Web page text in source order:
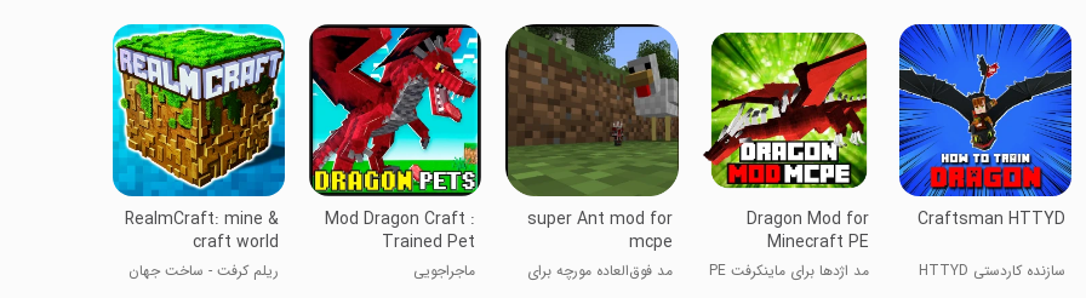
Craftsman HTTYD
سازنده کاردستی HTTYD
Dragon Mod for
Minecraft PE
مد اژدها برای ماینکرفت PE
super Ant mod for
mcpe
مد فوق‌العاده مورچه برای
Mod Dragon Craft :
Trained Pet
ماجراجویی
RealmCraft: mine &
craft world
ریلم کرفت - ساخت جهان